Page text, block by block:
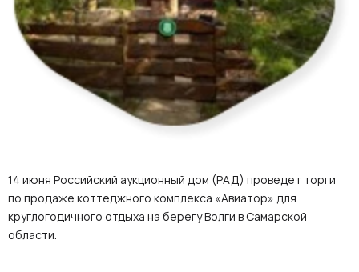
14 июня Российский аукционный дом (РАД) проведет торги
по продаже коттеджного комплекса «Авиатор» для
круглогодичного отдыха на берегу Волги в Самарской
области.